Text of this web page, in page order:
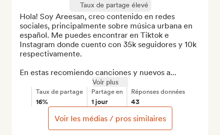
Taux de partage élevé
Hola! Soy Areesan, creo contenido en redes
sociales, principalmente sobre música urbana en
español. Me puedes encontrar en Tiktok e
Instagram donde cuento con 35k seguidores y 10k
respectivamente.
En estas recomiendo canciones y nuevos a...
Voir plus
Taux de partage
16%
Partage en
1 jour
Réponses données
43
Voir les médias / pros similaires